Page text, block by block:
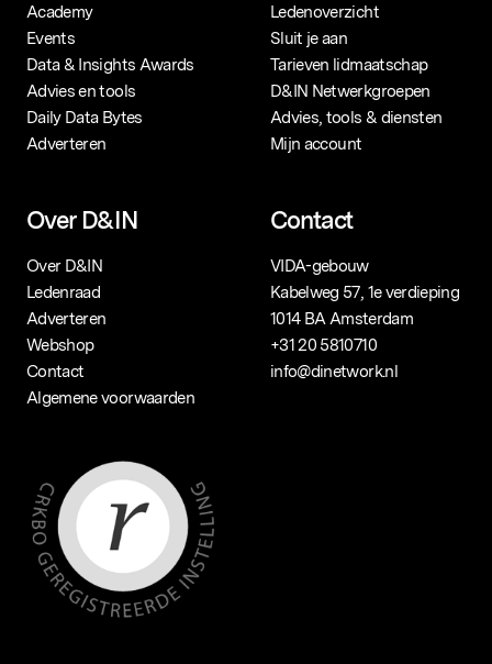
Populaire zoekopdrachten
Academy
Events
Data & Insights Awards
Advies en tools
Daily Data Bytes
Adverteren
Ledenoverzicht
Sluit je aan
Tarieven lidmaatschap
D&IN Netwerkgroepen
Advies, tools & diensten
Mijn account
Over D&IN
Over D&IN
Ledenraad
Adverteren
Webshop
Contact
Algemene voorwaarden
Contact
VIDA-gebouw
Kabelweg 57, 1e verdieping
1014 BA Amsterdam
+31 20 5810710
info@dinetwork.nl